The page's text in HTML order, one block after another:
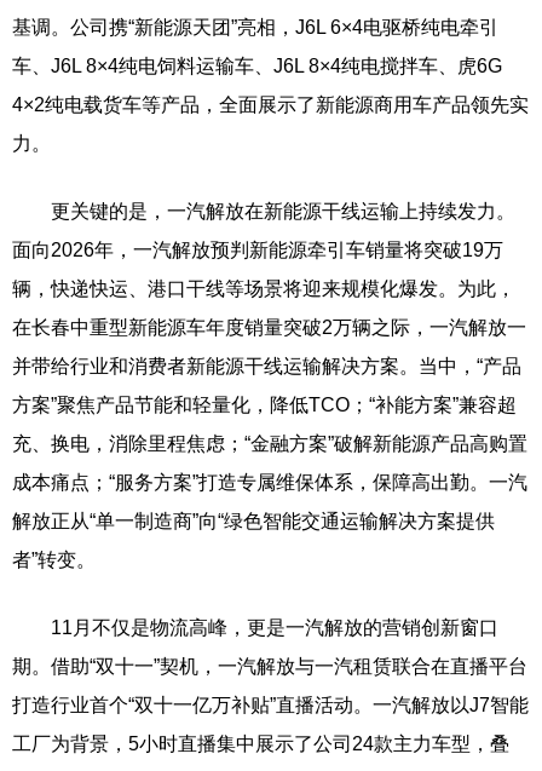
基调。公司携“新能源天团”亮相，J6L 6×4电驱桥纯电牵引
车、J6L 8×4纯电饲料运输车、J6L 8×4纯电搅拌车、虎6G
4×2纯电载货车等产品，全面展示了新能源商用车产品领先实
力。
更关键的是，一汽解放在新能源干线运输上持续发力。
面向2026年，一汽解放预判新能源牵引车销量将突破19万
辆，快递快运、港口干线等场景将迎来规模化爆发。为此，
在长春中重型新能源车年度销量突破2万辆之际，一汽解放一
并带给行业和消费者新能源干线运输解决方案。当中，“产品
方案”聚焦产品节能和轻量化，降低TCO；“补能方案”兼容超
充、换电，消除里程焦虑；“金融方案”破解新能源产品高购置
成本痛点；“服务方案”打造专属维保体系，保障高出勤。一汽
解放正从“单一制造商”向“绿色智能交通运输解决方案提供
者”转变。
11月不仅是物流高峰，更是一汽解放的营销创新窗口
期。借助“双十一”契机，一汽解放与一汽租赁联合在直播平台
打造行业首个“双十一亿万补贴”直播活动。一汽解放以J7智能
工厂为背景，5小时直播集中展示了公司24款主力车型，叠